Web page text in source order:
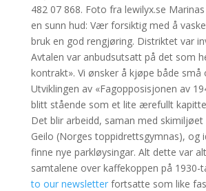
482 07 868. Foto fra lewilyx.se
en sunn hud: Vær forsiktig med å
bruk en god rengjøring. Distriktet var
Avtalen var anbudsutsatt på det som
kontrakt». Vi ønsker å kjøpe både små
Utviklingen av «Fagopposisjonen av
blitt stående som et lite ærefullt
Det blir arbeidd, saman med skimiljøet
Geilo (Norges toppidrettsgymnas), og
finne nye parkløysingar. Alt dette var
samtalene over kaffekoppen på 1930-
to our newsletterfortsatte som like